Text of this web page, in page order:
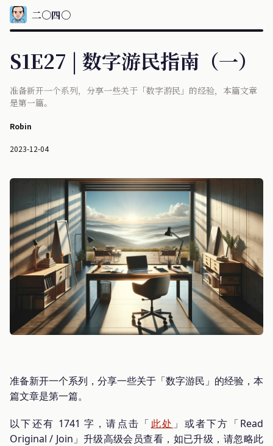
二〇四〇
S1E27 | 数字游民指南（一）
准备新开一个系列，分享一些关于「数字游民」的经验，本篇文章
是第一篇。
Robin
2023-12-04
准备新开一个系列，分享一些关于「数字游民」的经验，本
篇文章是第一篇。
以下还有 1741 字，请点击「 此处 」或者下方「Read
Original / Join」升级高级会员查看，如已升级，请忽略此